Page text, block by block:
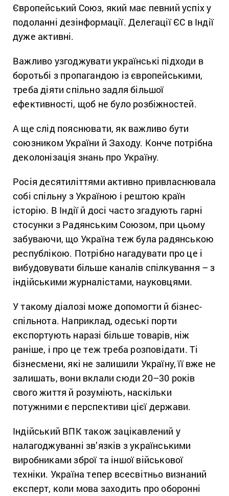
Європейський Союз, який має певний успіх у
подоланні дезінформації. Делегації ЄС в Індії
дуже активні.
Важливо узгоджувати українські підходи в
боротьбі з пропагандою із європейськими,
треба діяти спільно задля більшої
ефективності, щоб не було розбіжностей.
А ще слід пояснювати, як важливо бути
союзником України й Заходу. Конче потрібна
деколонізація знань про Україну.
Росія десятиліттями активно привласнювала
собі спільну з Україною і рештою країн
історію. В Індії й досі часто згадують гарні
стосунки з Радянським Союзом, при цьому
забуваючи, що Україна теж була радянською
республікою. Потрібно нагадувати про це і
вибудовувати більше каналів спілкування – з
індійськими журналістами, науковцями.
У такому діалозі може допомогти й бізнес-
спільнота. Наприклад, одеські порти
експортують наразі більше товарів, ніж
раніше, і про це теж треба розповідати. Ті
бізнесмени, які не залишили Україну, її вже не
залишать, вони вклали сюди 20–30 років
свого життя й розуміють, наскільки
потужними є перспективи цієї держави.
Індійський ВПК також зацікавлений у
налагоджуванні зв’язків з українськими
виробниками зброї та іншої військової
техніки. Україна тепер всесвітньо визнаний
експерт, коли мова заходить про оборонні